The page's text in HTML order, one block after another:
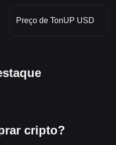
Preço de TonUP USD
cripto?